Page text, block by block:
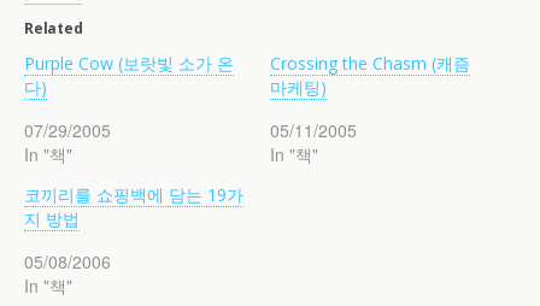
Related
Purple Cow (보랏빛 소가 온
다)
07/29/2005
In "책"
Crossing the Chasm (캐즘
마케팅)
05/11/2005
In "책"
코끼리를 쇼핑백에 담는 19가
지 방법
05/08/2006
In "책"